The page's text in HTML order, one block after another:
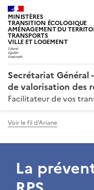
MINISTÈRES
TRANSITION ÉCOLOGIQUE
AMÉNAGEMENT DU
TRANSPORTS
VILLE ET LOGEMENT
Secrétariat Général
de valorisation des
Facilitateur de vos
Voir le fil d'Ariane
La